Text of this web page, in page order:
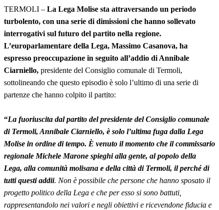
TERMOLI – La Lega Molise sta attraversando un periodo
turbolento, con una serie di dimissioni che hanno sollevato
interrogativi sul futuro del partito nella regione.
L’europarlamentare della Lega, Massimo Casanova, ha
espresso preoccupazione in seguito all’addio di Annibale
Ciarniello, presidente del Consiglio comunale di Termoli,
sottolineando che questo episodio è solo l’ultimo di una serie di
partenze che hanno colpito il partito:
“La fuoriuscita dal partito del presidente del Consiglio comunale
di Termoli, Annibale Ciarniello, è solo l’ultima fuga dalla Lega
Molise in ordine di tempo. È venuto il momento che il commissario
regionale Michele Marone spieghi alla gente, al popolo della
Lega, alla comunità molisana e della città di Termoli, il perché di
tutti questi addii. Non è possibile che persone che hanno sposato il
progetto politico della Lega e che per esso si sono battuti,
rappresentandolo nei valori e negli obiettivi e ricevendone fiducia e